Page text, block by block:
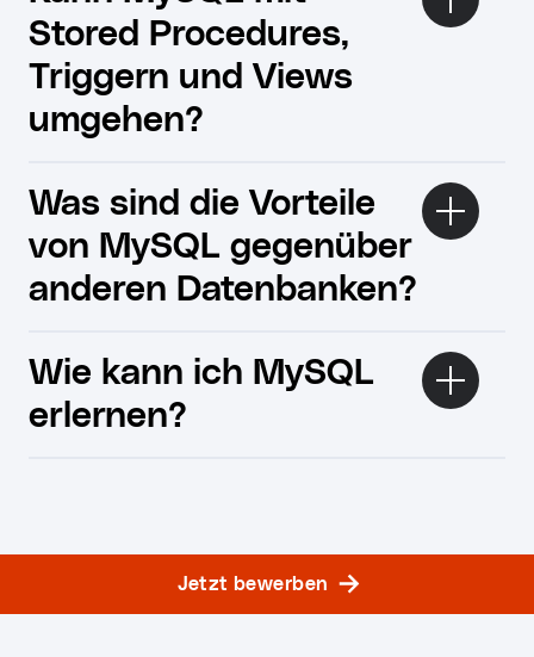
Stored Procedures,
Triggern und Views
umgehen?
Was sind die Vorteile
von MySQL gegenüber
anderen Datenbanken?
Wie kann ich MySQL
erlernen?
Jetzt bewerben